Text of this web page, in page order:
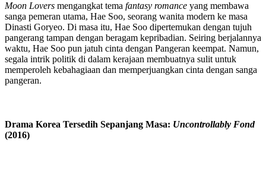
Moon Lovers mengangkat tema fantasy romance yang membawa
sanga pemeran utama, Hae Soo, seorang wanita modern ke masa
Dinasti Goryeo. Di masa itu, Hae Soo dipertemukan dengan tujuh
pangerang tampan dengan beragam kepribadian. Seiring berjalannya
waktu, Hae Soo pun jatuh cinta dengan Pangeran keempat. Namun,
segala intrik politik di dalam kerajaan membuatnya sulit untuk
memperoleh kebahagiaan dan memperjuangkan cinta dengan sanga
pangeran.
Drama Korea Tersedih Sepanjang Masa: Uncontrollably Fond
(2016)